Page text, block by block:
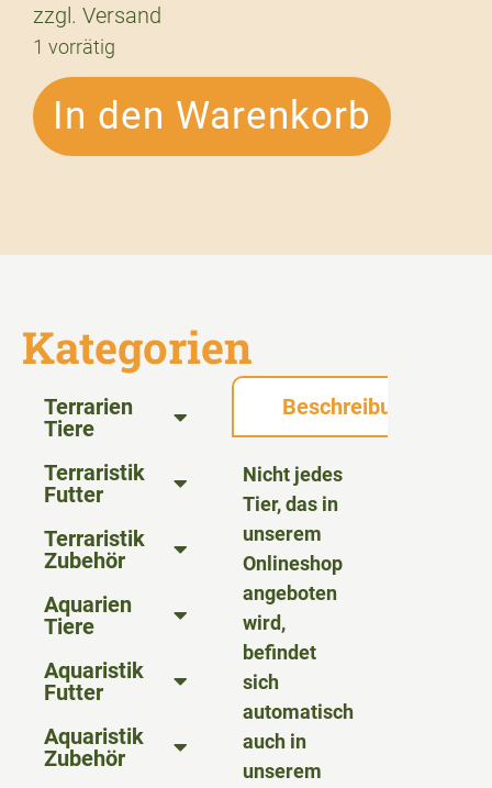
zzgl. Versand
1 vorrätig
In den Warenkorb
Kategorien
Terrarien
Tiere
Terraristik
Futter
Terraristik
Zubehör
Aquarien
Tiere
Aquaristik
Futter
Aquaristik
Zubehör
Beschreibung
Nicht jedes
Tier, das in
unserem
Onlineshop
angeboten
wird,
befindet
sich
automatisch
auch in
unserem